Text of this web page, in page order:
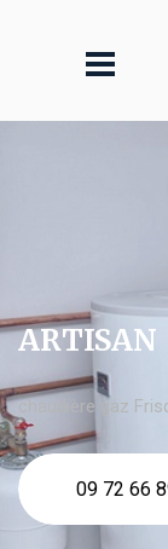
ARTISAN
chaudière gaz
09 72 66